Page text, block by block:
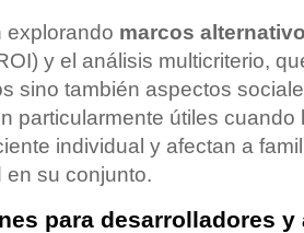
explorando marcos
y el análisis multicriterio,
sino también aspectos
particularmente útiles cuando
individual y afectan a
en su conjunto.
para desarrolladores y